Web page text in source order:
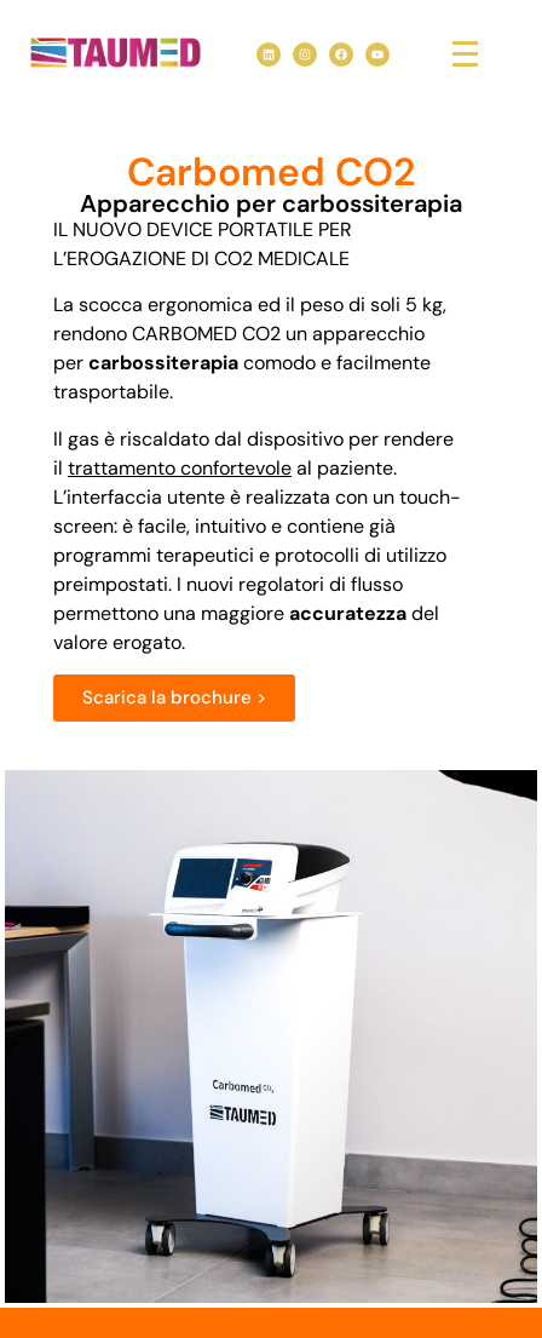
Carbomed CO2
Apparecchio per carbossiterapia
IL NUOVO DEVICE PORTATILE PER
L’EROGAZIONE DI CO2 MEDICALE
La scocca ergonomica ed il peso di soli 5 kg,
rendono CARBOMED CO2 un apparecchio
percarbossiterapiacomodo e facilmente
trasportabile.
Il gas è riscaldato dal dispositivo per rendere
il trattamento confortevoleal paziente.
L’interfaccia utente è realizzata con un touch-
screen: è facile, intuitivo e contiene già
programmi terapeutici e protocolli di utilizzo
preimpostati. I nuovi regolatori di flusso
permettono una maggioreaccuratezzadel
valore erogato.
Scarica la brochure >